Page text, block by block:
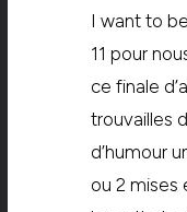
I want to
11 pour
ce finale
trouvailles
d’humour
ou 2 mises